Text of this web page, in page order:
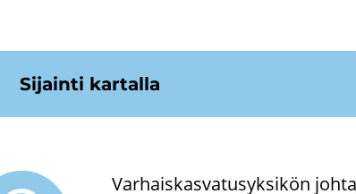
Si­jain­ti kar­tal­la
Varhaiskasvatusyksikön